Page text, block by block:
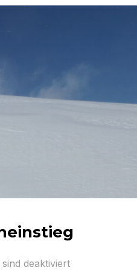
deaktiviert